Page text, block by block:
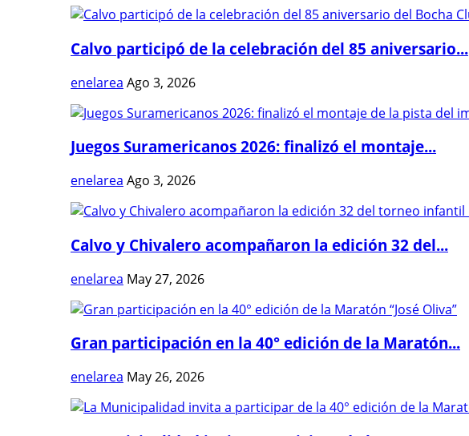
Calvo participó de la celebración del 85 aniversario...
enelarea Ago 3, 2026
Juegos Suramericanos 2026: finalizó el montaje...
enelarea Ago 3, 2026
Calvo y Chivalero acompañaron la edición 32 del...
enelarea May 27, 2026
Gran participación en la 40° edición de la Maratón...
enelarea May 26, 2026